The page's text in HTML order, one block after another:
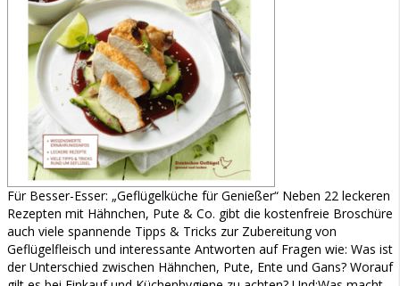
Für Besser-Esser: „Geflügelküche für Genießer“ Neben 22 leckeren
Rezepten mit Hähnchen, Pute & Co. gibt die kostenfreie Broschüre
auch viele spannende Tipps & Tricks zur Zubereitung von
Geflügelfleisch und interessante Antworten auf Fragen wie: Was ist
der Unterschied zwischen Hähnchen, Pute, Ente und Gans? Worauf